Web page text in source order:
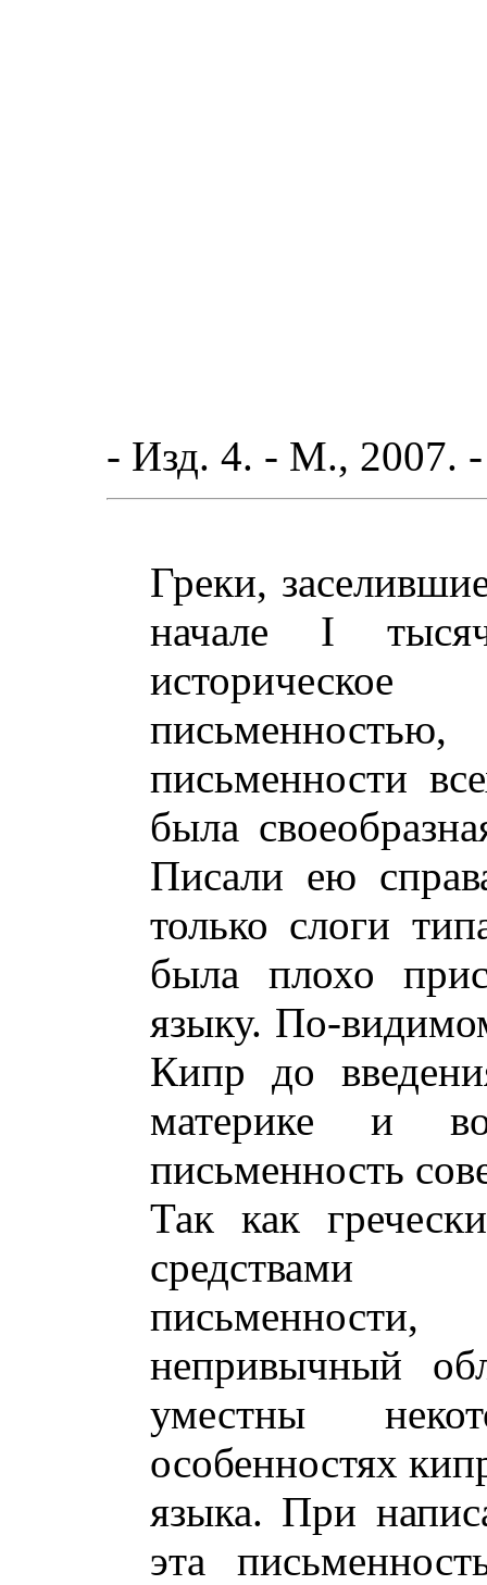
- Изд. 4. - М., 2007.
Греки,
начале I
письменности
была
Писали ею
только слоги
была плохо
языку. По-
Кипр до
материке и
письменность
Так как
средствами
непривычный
уместны
особенностях
языка. При
эта